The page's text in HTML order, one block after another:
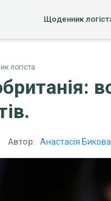
Щоденник
логіста
Автор: Анастасія Бикова